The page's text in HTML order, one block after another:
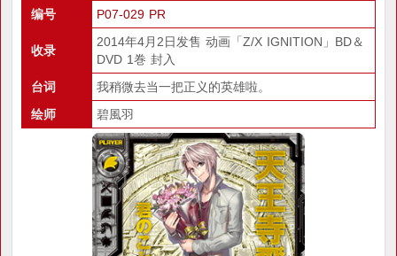
编号
P07-029 PR
收录
2014年4月2日发售 动画「Z/X IGNITION」BD＆
DVD 1巻 封入
台词
我稍微去当一把正义的英雄啦。
绘师
碧風羽